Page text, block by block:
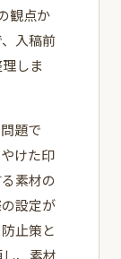
観点か
入稿前
しま
題で
けた印
素材の
設定が
止策と
、素材